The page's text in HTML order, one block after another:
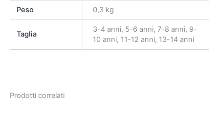
Peso 0,3 kg
Taglia
3-4 anni, 5-6 anni, 7-8 anni, 9-
10 anni, 11-12 anni, 13-14 anni
Prodotti correlati